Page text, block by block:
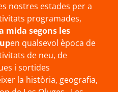
nostres estades per a
programades,
mida segons les
en qualsevol època de
de neu, de
i sortides
la història, geografia,